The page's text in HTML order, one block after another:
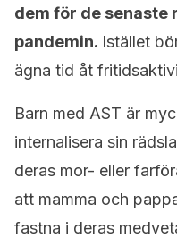
dem för de senaste
pandemin. Istället
ägna tid åt
Barn med AST är
internalisera sin
deras mor- eller
att mamma och
fastna i deras